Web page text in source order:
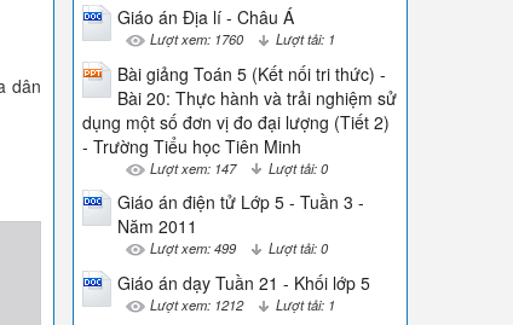
dân
Giáo án Địa lí - Châu Á
Lượt xem: 1760 Lượt tải: 1
Bài giảng Toán 5 (Kết nối tri thức) -
Bài 20: Thực hành và trải nghiệm sử
dụng một số đơn vị đo đại lượng (Tiết 2)
- Trường Tiểu học Tiên Minh
Lượt xem: 147 Lượt tải: 0
Giáo án điện tử Lớp 5 - Tuần 3 -
Năm 2011
Lượt xem: 499 Lượt tải: 0
Giáo án dạy Tuần 21 - Khối lớp 5
Lượt xem: 1212 Lượt tải: 1